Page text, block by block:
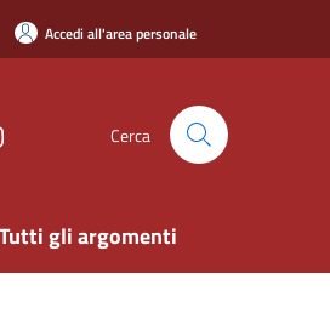
Accedi all'area personale
Cerca
Tutti gli argomenti